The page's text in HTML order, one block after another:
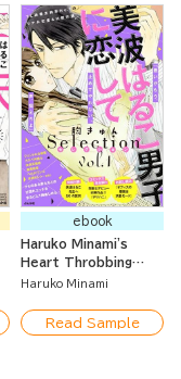
ebook
Haruko Minami's
Heart Throbbing
Selection of Boys in
Haruko Minami
Read Sample